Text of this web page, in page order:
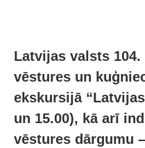
Latvijas valsts
vēstures un
ekskursijā
un 15.00), kā arī
vēstures dārgumu